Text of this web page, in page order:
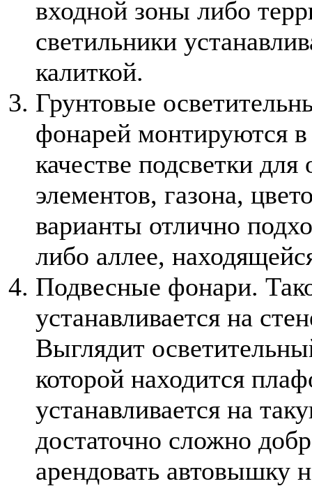
входной зоны либо
светильники
калиткой.
Грунтовые
фонарей монтируются
качестве подсветки
элементов, газона,
варианты отлично
либо аллее,
Подвесные фонари.
устанавливается на
Выглядит
которой находится
устанавливается на
достаточно сложно
арендовать автовышку